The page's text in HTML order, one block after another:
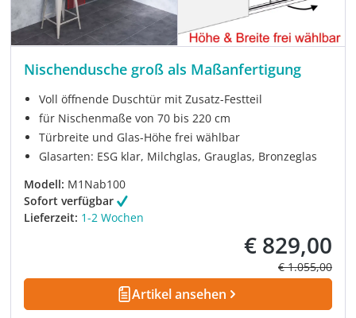
Nischendusche groß als Maßanfertigung
Voll öffnende Duschtür mit Zusatz-Festteil
für Nischenmaße von 70 bis 220 cm
Türbreite und Glas-Höhe frei wählbar
Glasarten: ESG klar, Milchglas, Grauglas, Bronzeglas
Modell: M1Nab100
Sofort verfügbar
Lieferzeit: 1-2 Wochen
Verkaufspreis:
€ 829,00
Regulärer
€ 1.055,00
Artikel ansehen